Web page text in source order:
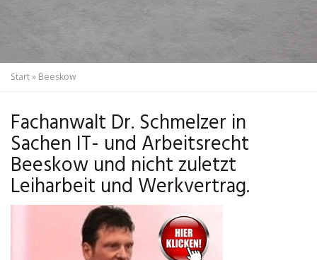
Start» Beeskow
Fachanwalt Dr. Schmelzer in
Sachen IT- und Arbeitsrecht
Beeskow und nicht zuletzt
Leiharbeit und Werkvertrag.